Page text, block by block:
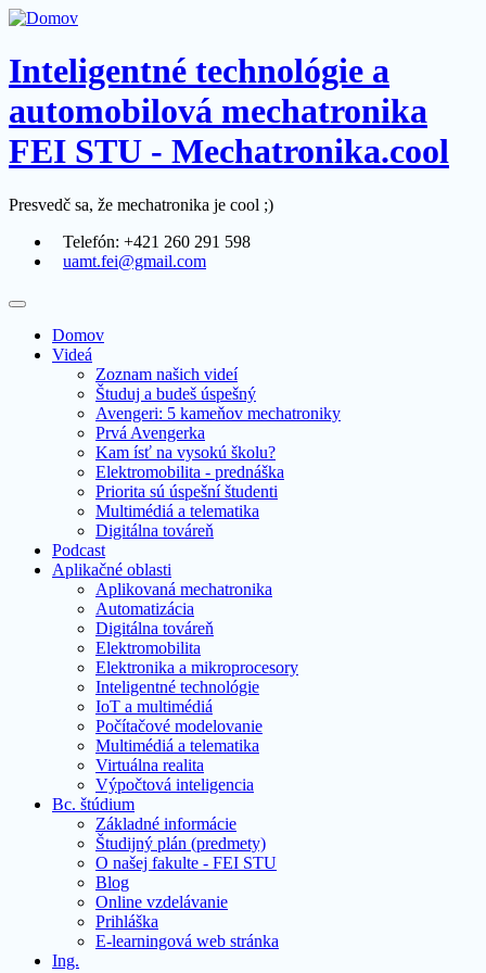
Inteligentné technológie a
automobilová mechatronika
FEI STU - Mechatronika.cool
Presvedč sa, že mechatronika je cool ;)
Telefón: +421 260 291 598
uamt.fei@gmail.com
Domov
Videá
Zoznam našich videí
Študuj a budeš úspešný
Avengeri: 5 kameňov mechatroniky
Prvá Avengerka
Kam ísť na vysokú školu?
Elektromobilita - prednáška
Priorita sú úspešní študenti
Multimédiá a telematika
Digitálna továreň
Podcast
Aplikačné oblasti
Aplikovaná mechatronika
Automatizácia
Digitálna továreň
Elektromobilita
Elektronika a mikroprocesory
Inteligentné technológie
IoT a multimédiá
Počítačové modelovanie
Multimédiá a telematika
Virtuálna realita
Výpočtová inteligencia
Bc. štúdium
Základné informácie
Študijný plán (predmety)
O našej fakulte - FEI STU
Blog
Online vzdelávanie
Prihláška
E-learningová web stránka
Ing.